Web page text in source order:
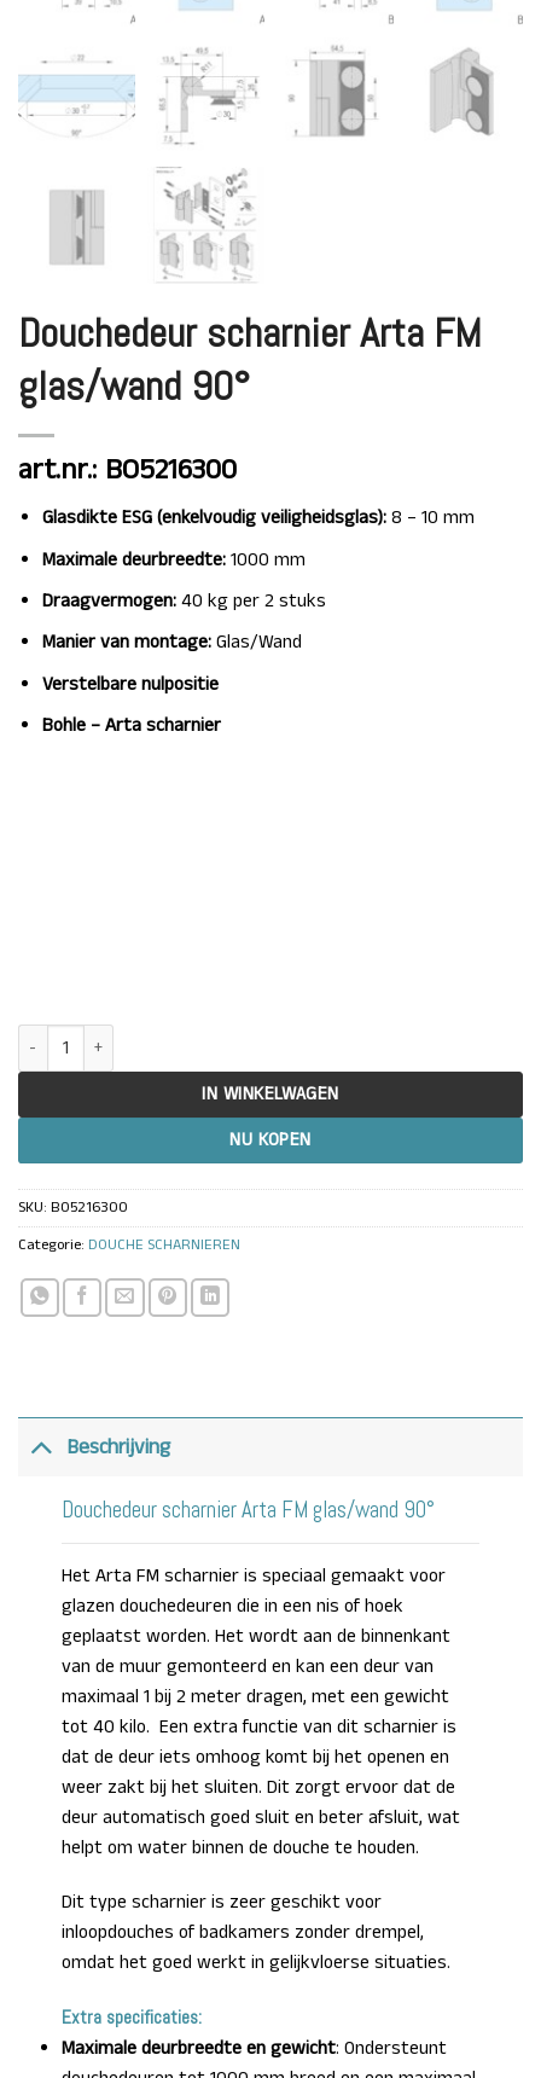
Douchedeur scharnier Arta FM
glas/wand 90°
art.nr.: BO5216300
Glasdikte ESG (enkelvoudig veiligheidsglas):8 – 10 mm
Maximale deurbreedte:1000 mm
Draagvermogen:40 kg per 2 stuks
Manier van montage:Glas/Wand
Verstelbare nulpositie
Bohle – Arta scharnier
Douchedeur scharnier Arta FM glas/wand 90° aantal
IN WINKELWAGEN
NU KOPEN
SKU: BO5216300
Categorie: DOUCHE SCHARNIEREN
Beschrijving
Douchedeur scharnier Arta FM glas/wand 90°
Het Arta FM scharnier is speciaal gemaakt voor
glazen douchedeuren die in een nis of hoek
geplaatst worden. Het wordt aan de binnenkant
van de muur gemonteerd en kan een deur van
maximaal 1 bij 2 meter dragen, met een gewicht
tot 40 kilo. Een extra functie van dit scharnier is
dat de deur iets omhoog komt bij het openen en
weer zakt bij het sluiten. Dit zorgt ervoor dat de
deur automatisch goed sluit en beter afsluit, wat
helpt om water binnen de douche te houden.
Dit type scharnier is zeer geschikt voor
inloopdouches of badkamers zonder drempel,
omdat het goed werkt in gelijkvloerse situaties.
Extra specificaties:
Maximale deurbreedte en gewicht: Ondersteunt